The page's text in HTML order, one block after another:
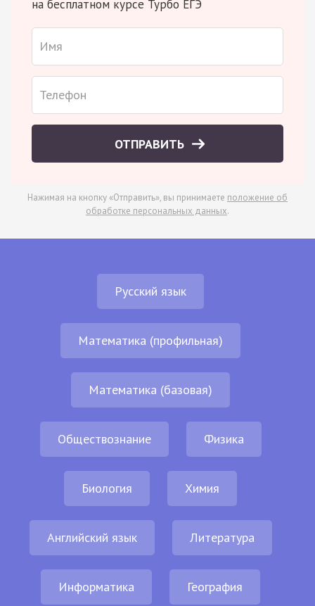
на бесплатном курсе Турбо ЕГЭ
ОТПРАВИТЬ
Нажимая на кнопку «Отправить», вы принимаете положение об
обработке персональных данных.
Русский язык
Математика (профильная)
Математика (базовая)
Обществознание Физика
Биология Химия
Английский язык Литература
Информатика География